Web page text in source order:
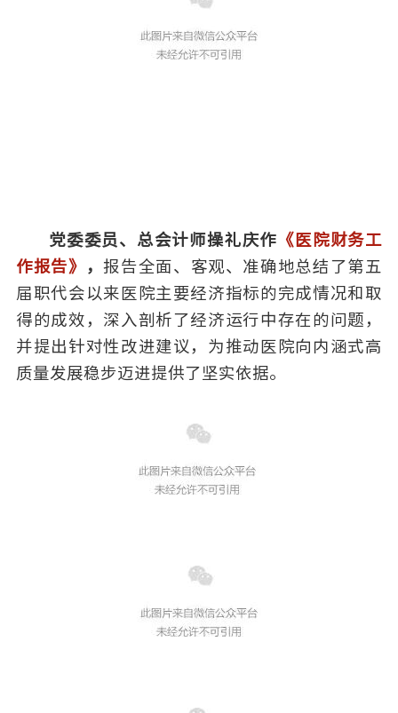
党委委员、总会计师操礼庆作 《医院财务工
作报告》
，报告全面、客观、准确地总结了第五
届职代会以来医院主要经济指标的完成情况和取
得的成效，深入剖析了经济运行中存在的问题，
并提出针对性改进建议，为推动医院向内涵式高
质量发展稳步迈进提供了坚实依据。